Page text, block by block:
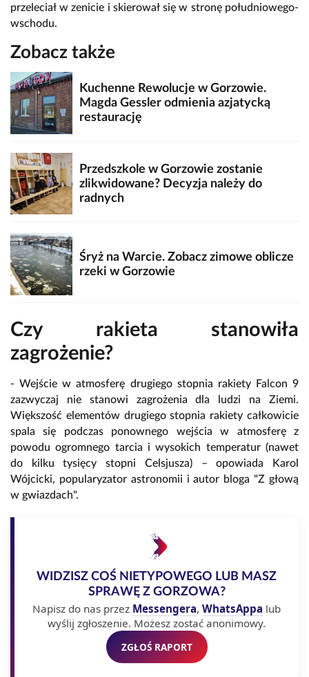
przeleciał w zenicie i skierował się w stronę południowego-
wschodu.
Zobacz także
Kuchenne Rewolucje w Gorzowie.
Magda Gessler odmienia azjatycką
restaurację
Przedszkole w Gorzowie zostanie
zlikwidowane? Decyzja należy do
radnych
Śryż na Warcie. Zobacz zimowe oblicze
rzeki w Gorzowie
Czy rakieta stanowiła
zagrożenie?
- Wejście w atmosferę drugiego stopnia rakiety Falcon 9
zazwyczaj nie stanowi zagrożenia dla ludzi na Ziemi.
Większość elementów drugiego stopnia rakiety całkowicie
spala się podczas ponownego wejścia w atmosferę z
powodu ogromnego tarcia i wysokich temperatur (nawet
do kilku tysięcy stopni Celsjusza) – opowiada Karol
Wójcicki, popularyzator astronomii i autor bloga "Z głową
w gwiazdach".
WIDZISZ COŚ NIETYPOWEGO LUB MASZ
SPRAWĘ Z GORZOWA?
Napisz do nas przez Messengera, WhatsAppa lub
wyślij zgłoszenie. Możesz zostać anonimowy.
ZGŁOŚ RAPORT